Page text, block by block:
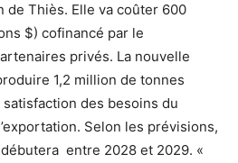
de Thiès. Elle va coûter 600
$) cofinancé par le
privés. La nouvelle
1,2 million de tonnes
satisfaction des besoins du
Selon les prévisions,
entre 2028 et 2029. «